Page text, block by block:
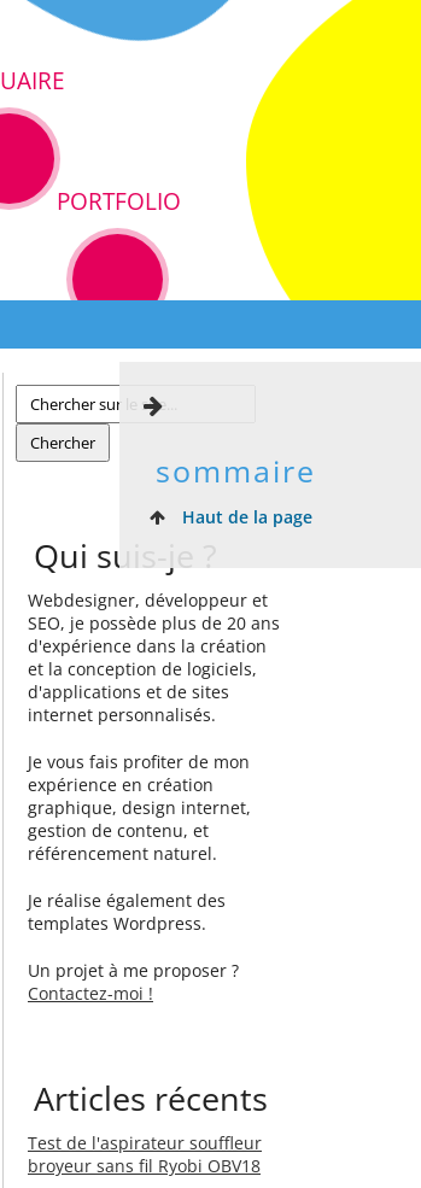
PORTFOLIO
sommaire
Haut de la page
Qui suis-je ?
Webdesigner, développeur et
SEO, je possède plus de 20 ans
d'expérience dans la création
et la conception de logiciels,
d'applications et de sites
internet personnalisés.
Je vous fais profiter de mon
expérience en création
graphique, design internet,
gestion de contenu, et
référencement naturel.
Je réalise également des
templates Wordpress.
Un projet à me proposer ?
Contactez-moi !
Articles récents
Test de l'aspirateur souffleur
broyeur sans fil Ryobi OBV18